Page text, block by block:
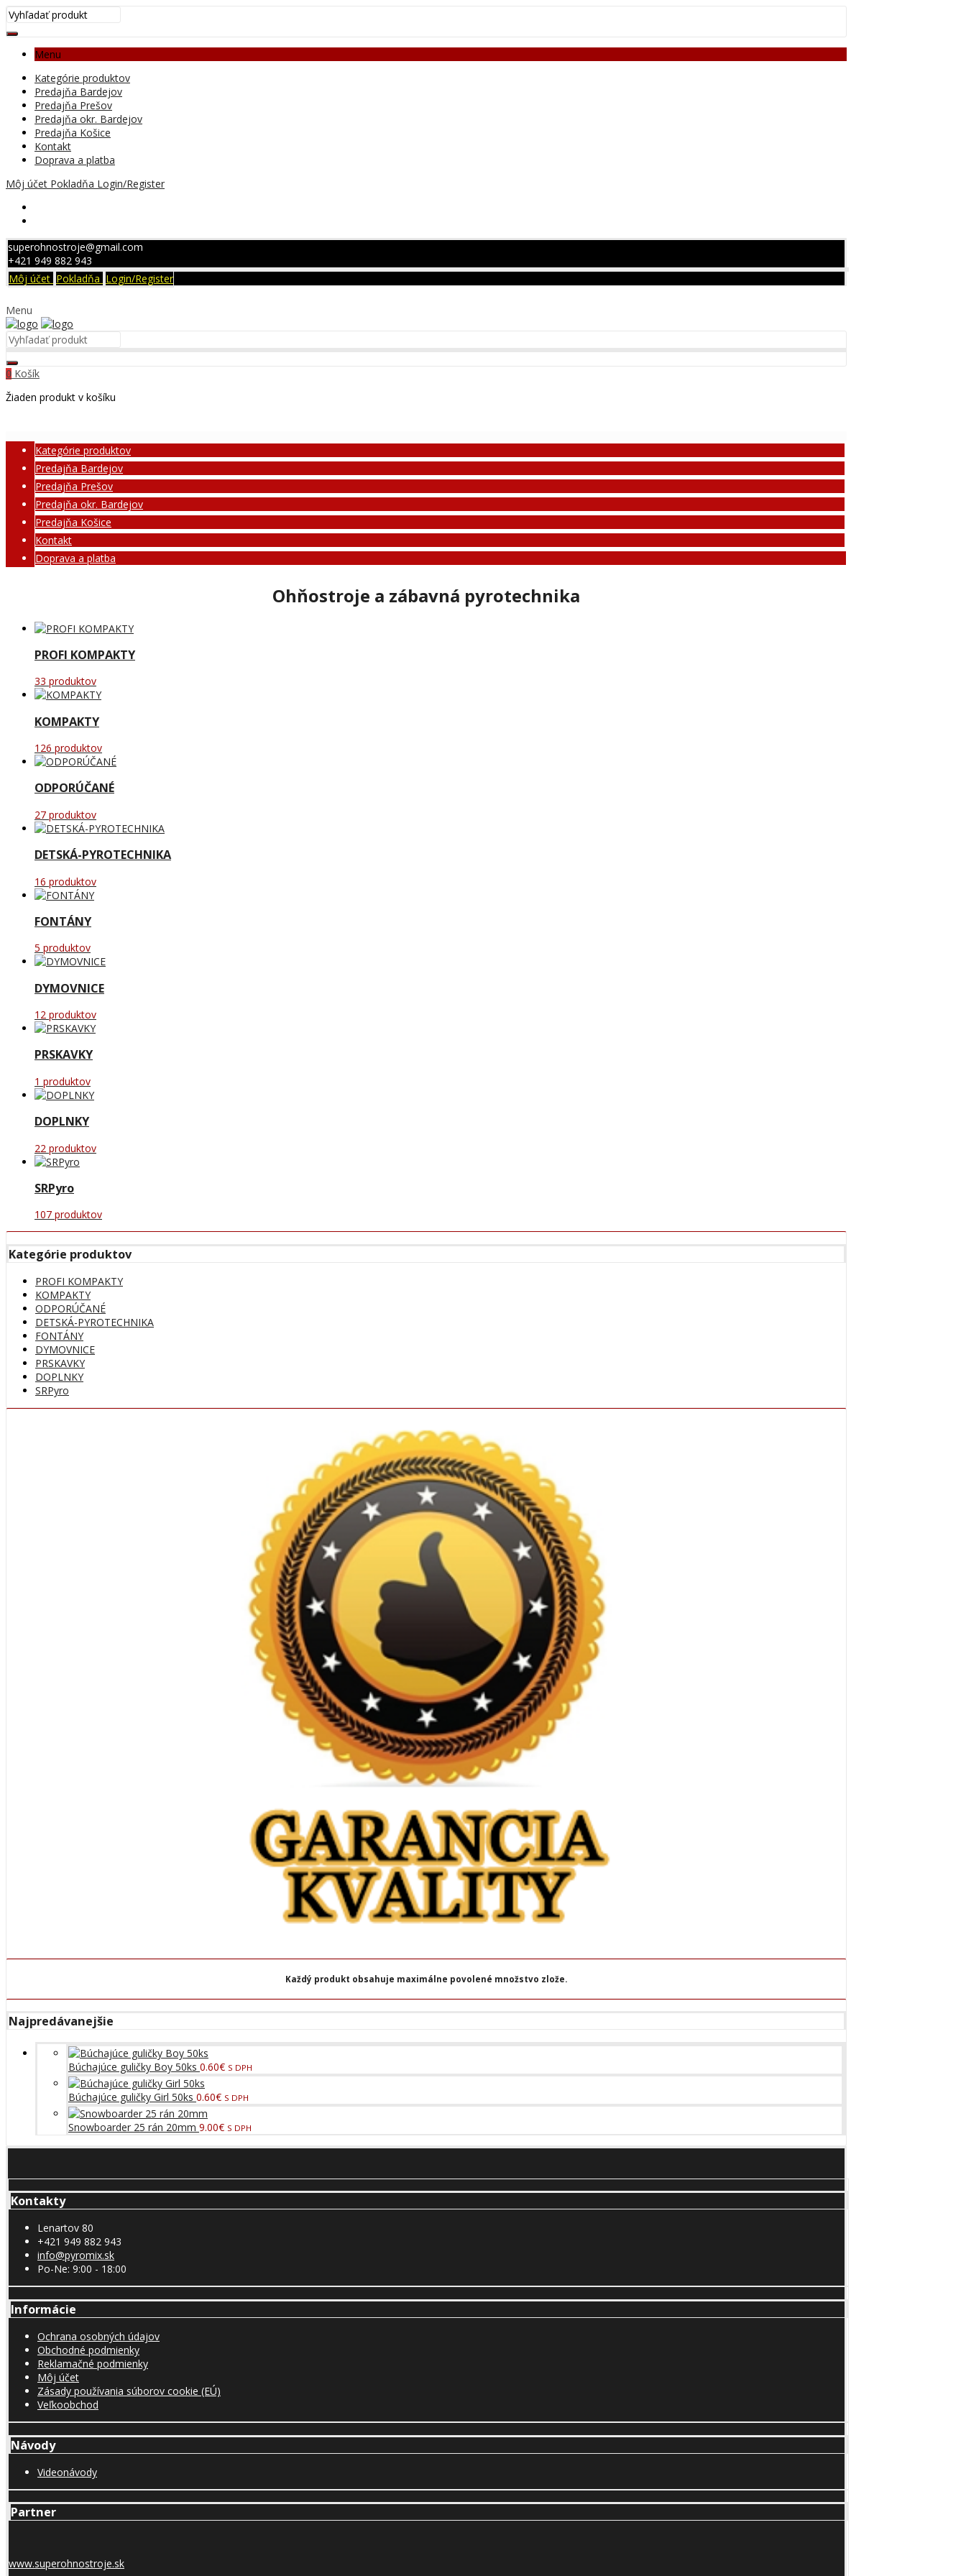
Menu
Kategórie produktov
Predajňa Bardejov
Predajňa Prešov
Predajňa okr. Bardejov
Predajňa Košice
Kontakt
Doprava a platba
Môj účet Pokladňa Login/Register
superohnostroje@gmail.com
+421 949 882 943
Môj účet Pokladňa Login/Register
Menu
0 Košík
Žiaden produkt v košíku
Kategórie produktov
Predajňa Bardejov
Predajňa Prešov
Predajňa okr. Bardejov
Predajňa Košice
Kontakt
Doprava a platba
Ohňostroje a zábavná pyrotechnika
PROFI KOMPAKTY
33 produktov
KOMPAKTY
126 produktov
ODPORÚČANÉ
27 produktov
DETSKÁ-PYROTECHNIKA
16 produktov
FONTÁNY
5 produktov
DYMOVNICE
12 produktov
PRSKAVKY
1 produktov
DOPLNKY
22 produktov
SRPyro
107 produktov
Kategórie produktov
PROFI KOMPAKTY
KOMPAKTY
ODPORÚČANÉ
DETSKÁ-PYROTECHNIKA
FONTÁNY
DYMOVNICE
PRSKAVKY
DOPLNKY
SRPyro
Každý produkt obsahuje maximálne povolené množstvo zlože.
Najpredávanejšie
Búchajúce guličky Boy 50ks 0.60€ S DPH
Búchajúce guličky Girl 50ks 0.60€ S DPH
Snowboarder 25 rán 20mm 9.00€ S DPH
Kontakty
Lenartov 80
+421 949 882 943
info@pyromix.sk
Po-Ne: 9:00 - 18:00
Informácie
Ochrana osobných údajov
Obchodné podmienky
Reklamačné podmienky
Môj účet
Zásady používania súborov cookie (EÚ)
Veľkoobchod
Návody
Videonávody
Partner
www.superohnostroje.sk